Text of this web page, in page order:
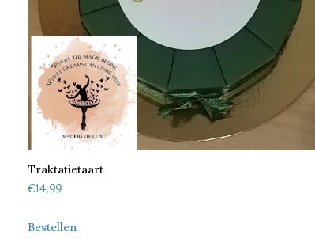
Traktatietaart
€14,99
Bestellen